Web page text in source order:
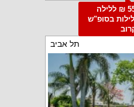
החל מ5500 ₪ ללילה
למזמינים 3 לילות בסופ"ש
תל אביב